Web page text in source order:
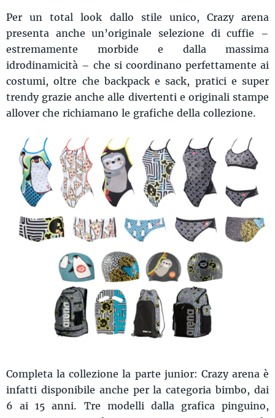
Per un total look dallo stile unico, Crazy arena
presenta anche un’originale selezione di cuffie –
estremamente morbide e dalla massima
idrodinamicità – che si coordinano perfettamente ai
costumi, oltre che backpack e sack, pratici e super
trendy grazie anche alle divertenti e originali stampe
allover che richiamano le grafiche della collezione.
Completa la collezione la parte junior: Crazy arena è
infatti disponibile anche per la categoria bimbo, dai
6 ai 15 anni. Tre modelli dalla grafica pinguino,